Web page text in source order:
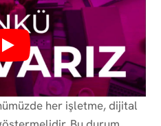
her işletme, dijital